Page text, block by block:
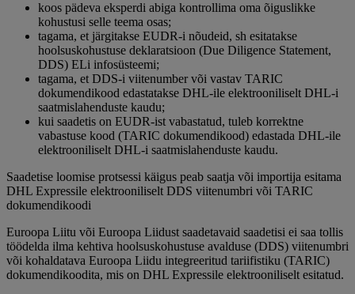
koos pädeva eksperdi abiga kontrollima oma õiguslikke
kohustusi selle teema osas;
tagama, et järgitakse EUDR-i nõudeid, sh esitatakse
hoolsuskohustuse deklaratsioon (Due Diligence Statement,
DDS) ELi infosüsteemi;
tagama, et DDS-i viitenumber või vastav TARIC
dokumendikood edastatakse DHL-ile elektrooniliselt DHL-i
saatmislahenduste kaudu;
kui saadetis on EUDR-ist vabastatud, tuleb korrektne
vabastuse kood (TARIC dokumendikood) edastada DHL-ile
elektrooniliselt DHL-i saatmislahenduste kaudu.
Saadetise loomise protsessi käigus peab saatja või importija esitama
DHL Expressile elektrooniliselt DDS viitenumbri või TARIC
dokumendikoodi
Euroopa Liitu või Euroopa Liidust saadetavaid saadetisi ei saa tollis
töödelda ilma kehtiva hoolsuskohustuse avalduse (DDS) viitenumbri
või kohaldatava Euroopa Liidu integreeritud tariifistiku (TARIC)
dokumendikoodita, mis on DHL Expressile elektrooniliselt esitatud.